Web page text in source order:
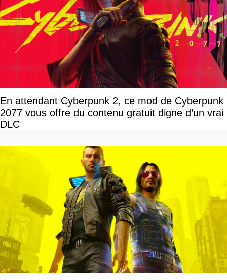
En attendant Cyberpunk 2, ce mod de Cyberpunk
2077 vous offre du contenu gratuit digne d’un vrai
DLC